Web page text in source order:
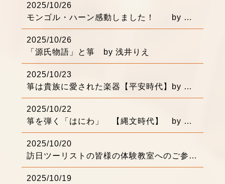
2025/10/26
モンゴル・ハーン感動しました！ by 浅井りえ
2025/10/26
「源氏物語」と箏 by 浅井りえ
2025/10/23
箏は貴族に愛された楽器【平安時代】by 浅井りえ
2025/10/22
箏を弾く「はにわ」 【縄文時代】 by 浅井りえ
2025/10/20
訪日ツーリストの皆様の体験教室へのご参加、３００名を越えました！ありがとうございます
2025/10/19